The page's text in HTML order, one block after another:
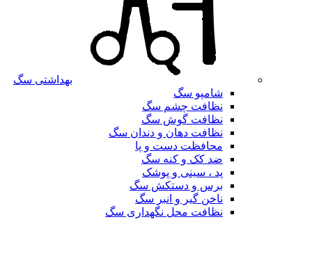
بهداشتی سگ
شامپو سگ
نظافت چشم سگ
نظافت گوش سگ
نظافت دهان و دندان سگ
محافظت دست و پا
ضد کک و کنه سگ
پد ، سینی و پوشک
برس و دستکش سگ
ناخن گیر و انبر سگ
نظافت محل نگهداری سگ